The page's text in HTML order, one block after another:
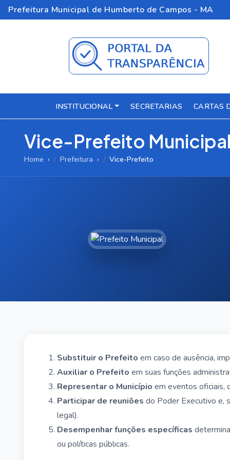
Prefeitura Municipal de Humberto de Campos - MA
INSTITUCIONAL SECRETARIAS CARTAS
Vice-Prefeito
Home Prefeitura Vice-Prefeito
Substituir o Prefeito em caso de ausência,
Auxiliar o Prefeito em suas funções
Representar o Município em eventos oficiais,
Participar de reuniões do Poder Executivo e,
legal).
Desempenhar funções específicas
ou políticas públicas.